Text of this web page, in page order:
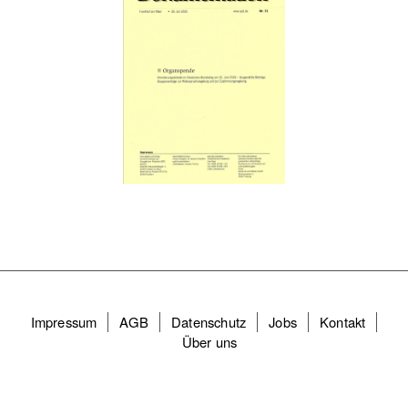
Fußzeilenmenü
Impressum AGB Datenschutz Jobs
Kontakt
Über uns